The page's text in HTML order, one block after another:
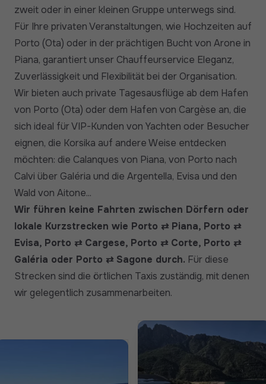
zweit oder in einer kleinen Gruppe unterwegs sind.
Für Ihre privaten Veranstaltungen, wie Hochzeiten auf
Porto (Ota) oder in der prächtigen Bucht von Arone in
Piana, garantiert unser Chauffeurservice Eleganz,
Zuverlässigkeit und Flexibilität bei der Organisation.
Wir bieten auch private Tagesausflüge ab dem Hafen
von Porto (Ota) oder dem Hafen von Cargèse an, die
sich ideal für VIP-Kunden von Yachten oder Besucher
eignen, die Korsika auf andere Weise entdecken
möchten: die Calanques von Piana, von Porto nach
Calvi über Galéria und die Argentella, Evisa und den
Wald von Aitone...
Wir führen keine Fahrten zwischen Dörfern oder
lokale Kurzstrecken wie Porto ⇄ Piana, Porto ⇄
Evisa, Porto ⇄ Cargese, Porto ⇄ Corte, Porto ⇄
Galéria oder Porto ⇄ Sagone durch. Für diese
Strecken sind die örtlichen Taxis zuständig, mit denen
wir gelegentlich zusammenarbeiten.